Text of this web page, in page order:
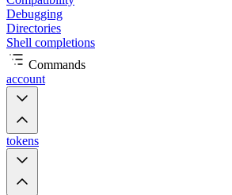
Debugging
Directories
Shell completions
Commands
account
tokens